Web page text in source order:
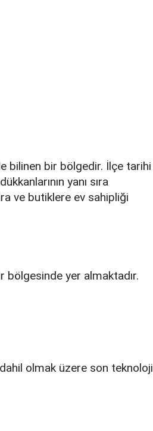
bilinen bir bölgedir. İlçe tarihi
yanı sıra
ve butiklere ev sahipliği
bölgesinde yer almaktadır.
olmak üzere son teknoloji